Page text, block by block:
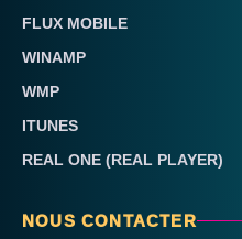
FLUX MOBILE
WINAMP
WMP
ITUNES
REAL ONE (REAL PLAYER)
NOUS CONTACTER